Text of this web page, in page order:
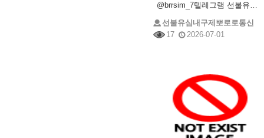
@brrsim_7텔레그램 선불유심매입 선불유심내구제 뽀로로통신 선불유심현금화하는업체 프리랜서소액급전
선불유심내구제뽀로로통신
17
2026-07-01